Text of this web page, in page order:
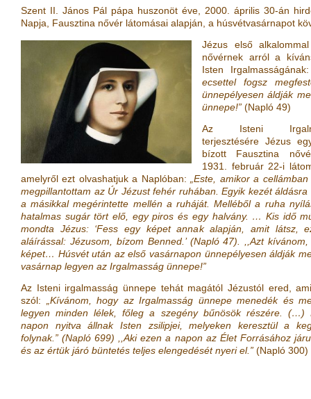
Szent II. János Pál pápa huszonöt éve, 2000. április 30-án
Napja, Fausztina nővér látomásai alapján, a húsvétvasárnapot
Jézus első
nővérnek arról a
Isten
ecsettel fogsz
ünnepélyesen áldják
ünnepe!” (Napló 49)
Az Isteni
terjesztésére Jézus
bízott Fausztina
1931. február 22-i
amelyről ezt olvashatjuk a Naplóban: „Este, amikor a
megpillantottam az Úr Jézust fehér ruhában. Egyik kezét áldásra
a másikkal megérintette mellén a ruháját. Melléből a ruha
hatalmas sugár tört elő, egy piros és egy halvány. … Kis idő
mondta Jézus: ‘Fess egy képet annak alapján, amit látsz,
aláírással: Jézusom, bízom Benned.’ (Napló 47). ,,Azt
képet… Húsvét után az első vasárnapon ünnepélyesen áldják
vasárnap legyen az Irgalmasság ünnepe!”
Az Isteni irgalmasság ünnepe tehát magától Jézustól ered,
szól:
„Kívánom, hogy az Irgalmasság ünnepe menedék és
legyen minden lélek, főleg a szegény bűnösök részére. (…)
napon nyitva állnak Isten zsilipjei, melyeken keresztül a
folynak.” (Napló 699) ,,Aki ezen a napon az Élet Forrásához
és az értük járó büntetés teljes elengedését nyeri el.” (Napló 300)